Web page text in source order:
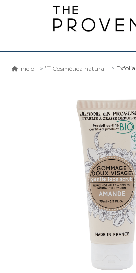
Inicio Cosmética natural